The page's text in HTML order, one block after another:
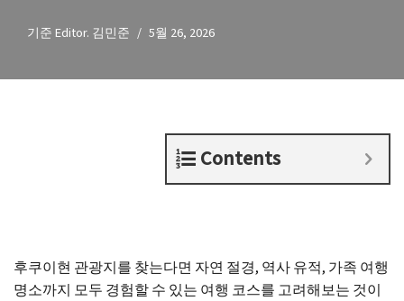
기준Editor. 김민준 5월 26, 2026
Contents
후쿠이현 관광지를 찾는다면 자연 절경, 역사 유적, 가족 여행
명소까지 모두 경험할 수 있는 여행 코스를 고려해보는 것이